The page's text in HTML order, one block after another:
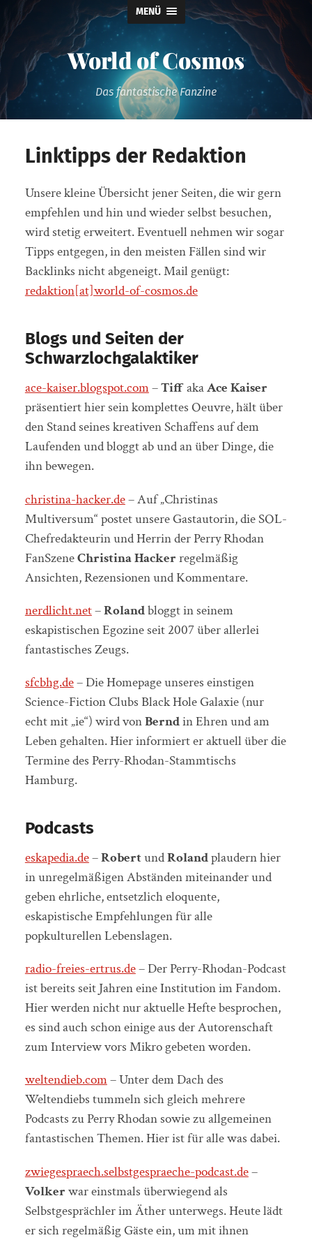
MENÜ
World of Cosmos
Das fantastische Fanzine
Linktipps der Redaktion
Unsere kleine Übersicht jener Seiten, die wir gern
empfehlen und hin und wieder selbst besuchen,
wird stetig erweitert. Eventuell nehmen wir sogar
Tipps entgegen, in den meisten Fällen sind wir
Backlinks nicht abgeneigt. Mail genügt:
redaktion[at]world-of-cosmos.de
Blogs und Seiten der
Schwarzlochgalaktiker
ace-kaiser.blogspot.com–TiffakaAce Kaiser
präsentiert hier sein komplettes Oeuvre, hält über
den Stand seines kreativen Schaffens auf dem
Laufenden und bloggt ab und an über Dinge, die
ihn bewegen.
christina-hacker.de– Auf „Christinas
Multiversum“ postet unsere Gastautorin, die SOL-
Chefredakteurin und Herrin der Perry Rhodan
FanSzeneChristina Hacker regelmäßig
Ansichten, Rezensionen und Kommentare.
nerdlicht.net–Rolandbloggt in seinem
eskapistischen Egozine seit 2007 über allerlei
fantastisches Zeugs.
sfcbhg.de– Die Homepage unseres einstigen
Science-Fiction Clubs Black Hole Galaxie (nur
echt mit „ie“) wird vonBerndin Ehren und am
Leben gehalten. Hier informiert er aktuell über die
Termine des Perry-Rhodan-Stammtischs
Hamburg.
Podcasts
eskapedia.de–Robert undRolandplaudern hier
in unregelmäßigen Abständen miteinander und
geben ehrliche, entsetzlich eloquente,
eskapistische Empfehlungen für alle
popkulturellen Lebenslagen.
radio-freies-ertrus.de– Der Perry-Rhodan-Podcast
ist bereits seit Jahren eine Institution im Fandom.
Hier werden nicht nur aktuelle Hefte besprochen,
es sind auch schon einige aus der Autorenschaft
zum Interview vors Mikro gebeten worden.
weltendieb.com– Unter dem Dach des
Weltendiebs tummeln sich gleich mehrere
Podcasts zu Perry Rhodan sowie zu allgemeinen
fantastischen Themen. Hier ist für alle was dabei.
zwiegespraech.selbstgespraeche-podcast.de–
Volker war einstmals überwiegend als
Selbstgesprächler im Äther unterwegs. Heute lädt
er sich regelmäßig Gäste ein, um mit ihnen